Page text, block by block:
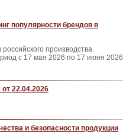
популярности брендов в
производства.
с 17 мая 2026 по 17 июня 2026
22.04.2026
и безопасности продукции